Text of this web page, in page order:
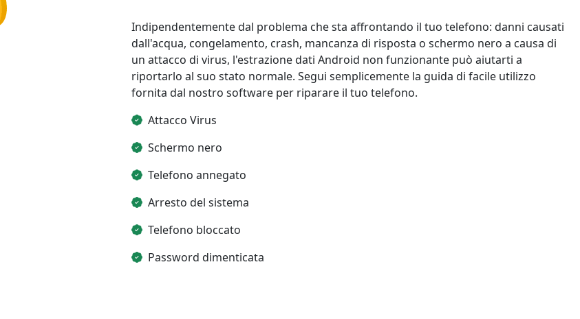
Indipendentemente dal problema che sta affrontando il tuo telefono: danni causati
dall'acqua, congelamento, crash, mancanza di risposta o schermo nero a causa di
un attacco di virus, l'estrazione dati Android non funzionante può aiutarti a
riportarlo al suo stato normale. Segui semplicemente la guida di facile utilizzo
fornita dal nostro software per riparare il tuo telefono.
Attacco Virus
Schermo nero
Telefono annegato
Arresto del sistema
Telefono bloccato
Password dimenticata